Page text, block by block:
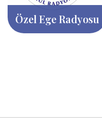
Özel Ege Radyosu